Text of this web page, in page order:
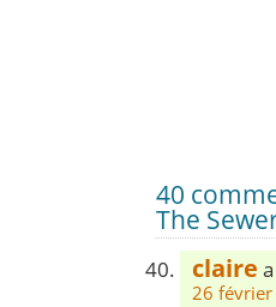
40
The
claire
26 février